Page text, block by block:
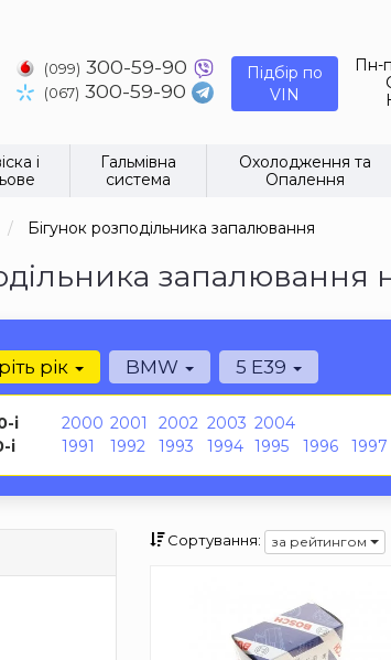
(099) 300-59-90
(067) 300-59-90
Підбір по
VIN
Пн-
і
Гальмівна
система
Охолодження та
Опалення
Бігунок розподільника запалювання
запалювання
рік
і 2000 2001 2002 2003 2004
і
1991 1992 1993 1994 1995 1996 1997
BMW 5 E39
Сортування: за рейтингом